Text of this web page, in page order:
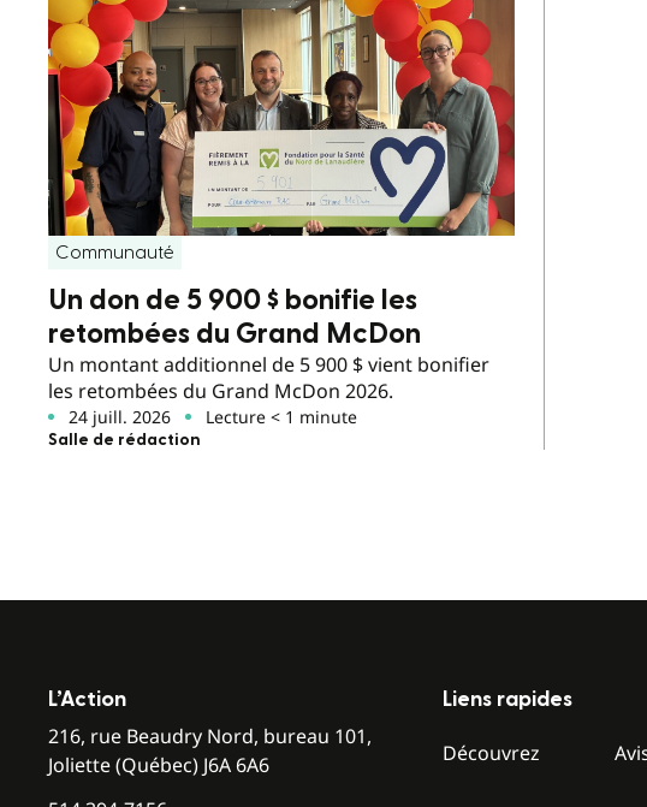
Communauté
Un don de 5 900 $ bonifie les
retombées du Grand McDon
Un montant additionnel de 5 900 $ vient bonifier
les retombées du Grand McDon 2026.
24 juill. 2026 Lecture < 1 minute
Salle de rédaction
L’Action
216, rue Beaudry Nord, bureau 101,
Joliette (Québec) J6A 6A6
Liens rapides
Découvrez